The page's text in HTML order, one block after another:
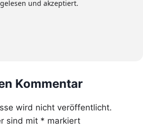
und akzeptiert.
Kommentar
wird nicht veröffentlicht.
sind mit * markiert